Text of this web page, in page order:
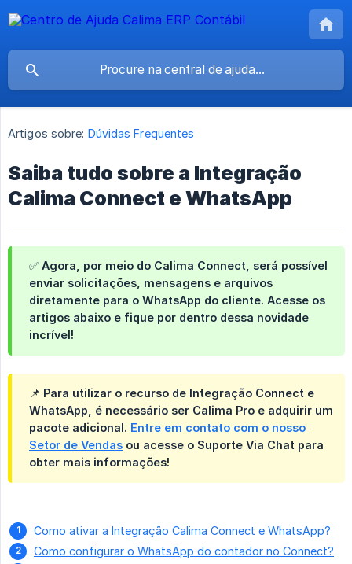
Artigos sobre: Dúvidas Frequentes
Saiba tudo sobre a Integração
Calima Connect e WhatsApp
✅ Agora, por meio do Calima Connect, será possível
enviar solicitações, mensagens e arquivos
diretamente para o WhatsApp do cliente. Acesse os
artigos abaixo e fique por dentro dessa novidade
incrível!
📌 Para utilizar o recurso de Integração Connect e
WhatsApp, é necessário ser Calima Pro e adquirir um
pacote adicional. Entre em contato com o nosso
Setor de Vendas ou acesse o Suporte Via Chat para
obter mais informações!
Como ativar a Integração Calima Connect e WhatsApp?
Como configurar o WhatsApp do contador no Connect?